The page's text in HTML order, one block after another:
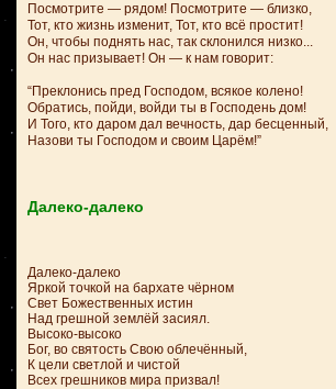
Посмотрите — рядом! Посмотрите — близко,
Тот, кто жизнь изменит, Тот, кто всё простит!
Он, чтобы поднять нас, так склонился низко...
Он нас призывает! Он — к нам говорит:
“Преклонись пред Господом, всякое колено!
Обратись, пойди, войди ты в Господень дом!
И Того, кто даром дал вечность, дар бесценный,
Назови ты Господом и своим Царём!”
Далеко-далеко
Далеко-далеко
Яркой точкой на бархате чёрном
Свет Божественных истин
Над грешной землёй засиял.
Высоко-высоко
Бог, во святость Свою облечённый,
К цели светлой и чистой
Всех грешников мира призвал!